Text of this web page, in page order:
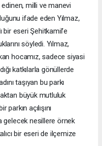
milli ve manevi
ifade eden Yılmaz,
bir eseri Şehitkamil’e
söyledi. Yılmaz,
hocamız, sadece siyasi
katkılarla gönüllerde
taşıyan bu parkı
büyük mutluluk
açılışını
gelecek nesillere örnek
bir eseri de ilçemize